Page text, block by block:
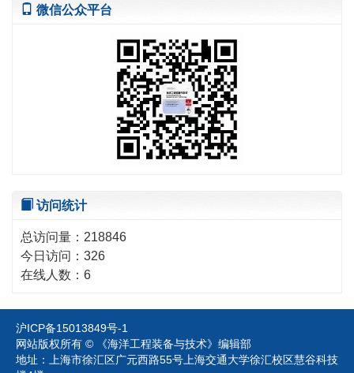
微信公众平台
访问统计
总访问量： 218846
今日访问： 326
在线人数： 6
沪ICP备15013849号-1
网站版权所有 © 《海洋工程装备与技术》编辑部
地址：上海市徐汇区广元西路55号上海交通大学徐汇校区慧谷科技